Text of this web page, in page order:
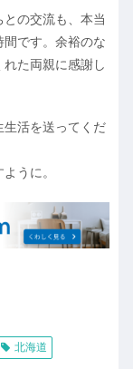
の交流も、本当
です。余裕のな
た両親に感謝し
生活を送ってくだ
うに。
北海道